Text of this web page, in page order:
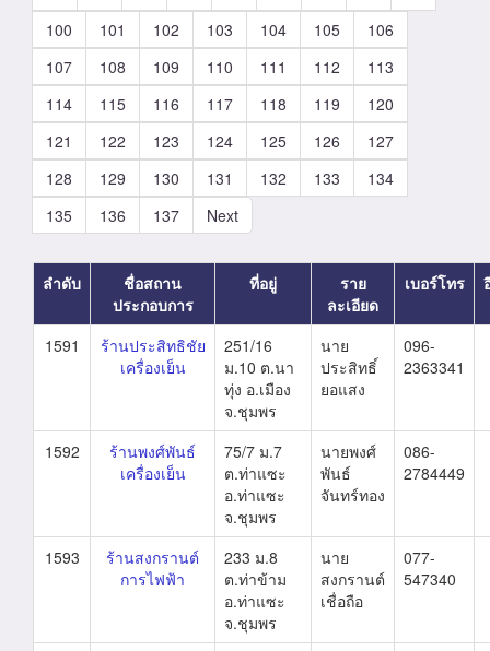
100
101 102 103 104 105
106
107
108 109 110 111 112
113
114
115 116 117 118 119
120
121
122 123 124 125 126
127
128
129 130 131 132 133
134
135
136 137 Next
ลำดับ
ชื่อสถาน
ประกอบการ
ที่อยู่
ราย
ละเอียด
เบอร์โทร
1591
ร้านประสิทธิชัย
เครื่องเย็น
251/16
ม.10 ต.นา
ทุ่ง อ.เมือง
จ.ชุมพร
นาย
ประสิทธิ์
ยอแสง
096-
2363341
1592
ร้านพงศ์พันธ์
เครื่องเย็น
75/7 ม.7
ต.ท่าแซะ
อ.ท่าแซะ
จ.ชุมพร
นายพงศ์
พันธ์
จันทร์ทอง
086-
2784449
1593
ร้านสงกรานต์
การไฟฟ้า
233 ม.8
ต.ท่าข้าม
อ.ท่าแซะ
จ.ชุมพร
นาย
สงกรานต์
เชื่อถือ
077-
547340